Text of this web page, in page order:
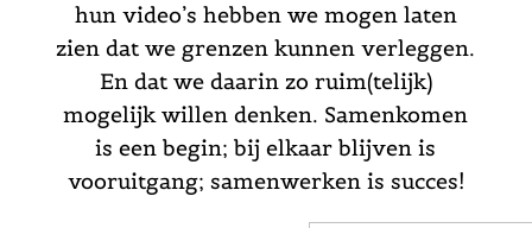
hun video’s hebben we mogen laten
zien dat we grenzen kunnen verleggen.
En dat we daarin zo ruim(telijk)
mogelijk willen denken. Samenkomen
is een begin; bij elkaar blijven is
vooruitgang; samenwerken is succes!